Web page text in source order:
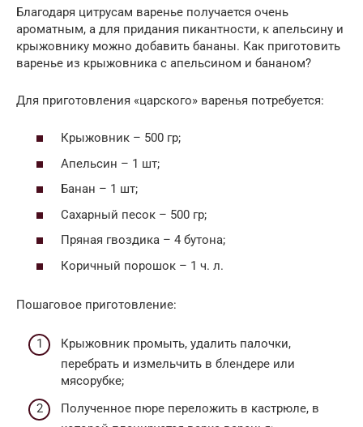
Благодаря цитрусам варенье получается очень
ароматным, а для придания пикантности, к апельсину и
крыжовнику можно добавить бананы. Как приготовить
варенье из крыжовника с апельсином и бананом?
Для приготовления «царского» варенья потребуется:
Крыжовник – 500 гр;
Апельсин – 1 шт;
Банан – 1 шт;
Сахарный песок – 500 гр;
Пряная гвоздика – 4 бутона;
Коричный порошок – 1 ч. л.
Пошаговое приготовление:
Крыжовник промыть, удалить палочки,
перебрать и измельчить в блендере или
мясорубке;
Полученное пюре переложить в кастрюле, в